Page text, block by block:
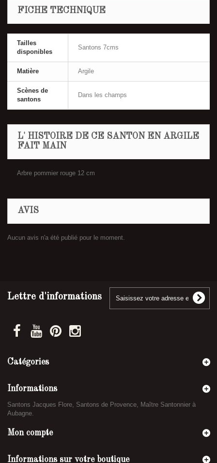
FICHE TECHNIQUE
Tailles
disponibles
Santons 7cms
Matière Argile
Scènes de
santons
Dans les champs
L' HISTOIRE DE CE SANTON EN ARGILE
FAIT MAIN
Arbre pommier rouge 12 cm
AVIS
Aucun avis n'a été publié pour le moment.
Lettre d'informations
Catégories
Informations
Santons Jacques Flore, Santons de Provence, Maître Santonnier à
Aubagne.
Mon compte
Informations sur votre boutique